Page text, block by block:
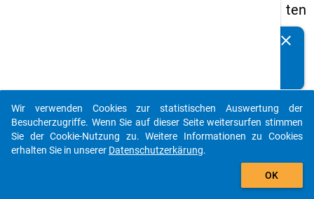
ten
pa
20
13
-
clear
auto_stories
add_shopping_cart
Wir verwenden Cookies zur statistischen Auswertung der
Besucherzugriffe. Wenn Sie auf dieser Seite weitersurfen stimmen
Sie der Cookie-Nutzung zu. Weitere Informationen zu Cookies
erhalten Sie in unserer Datenschutzerkärung.
OK